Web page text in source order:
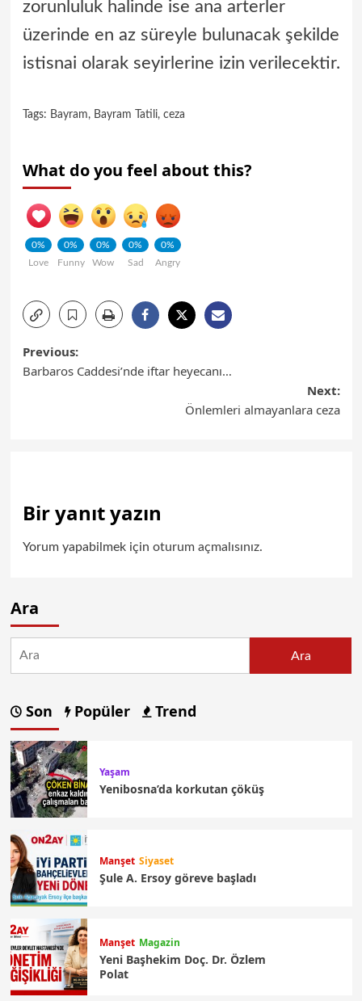
zorunluluk halinde ise ana arterler
üzerinde en az süreyle bulunacak şekilde
istisnai olarak seyirlerine izin verilecektir.
Tags: Bayram, Bayram Tatili, ceza
What do you feel about this?
0%
Love
0%
Funny
0%
Wow
0%
Sad
0%
Angry
Previous:
Barbaros Caddesi’nde iftar heyecanı…
Next:
Önlemleri almayanlara ceza
Bir yanıt yazın
Yorum yapabilmek için oturum açmalısınız.
Ara
Ara
Son Popüler Trend
Yaşam
Yenibosna’da korkutan çöküş
Manşet Siyaset
Şule A. Ersoy göreve başladı
Manşet Magazin
Yeni Başhekim Doç. Dr. Özlem
Polat